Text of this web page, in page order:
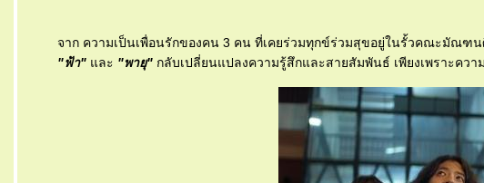
จาก ความเป็นเพื่อนรักของคน 3 คน ที่เคยร่วมทุกข์ร่วมสุขอยู่ในรั้วคณะมัณฑ
"ฟ้า" ละ "พายุ" กลับเปลี่ยนแปลงความรู้สึกและสายสัมพันธ์ เพียงเพราะคว